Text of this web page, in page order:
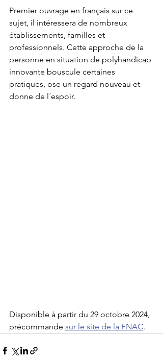
Premier ouvrage en français sur ce
sujet, il intéressera de nombreux
établissements, familles et
professionnels. Cette approche de la
personne en situation de polyhandicap
innovante bouscule certaines
pratiques, ose un regard nouveau et
donne de l´espoir.
Disponible à partir du 29 octobre 2024,
précommande sur le site de la FNAC.